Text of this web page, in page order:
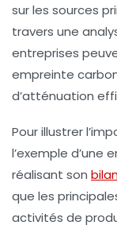
sur les sources
travers une
entreprises
empreinte
d’atténuation
Pour illustrer
l’exemple d’une
réalisant son
que les
activités de